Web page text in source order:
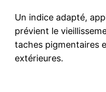
Un indice adapté,
prévient le
taches pigmentaires
extérieures.